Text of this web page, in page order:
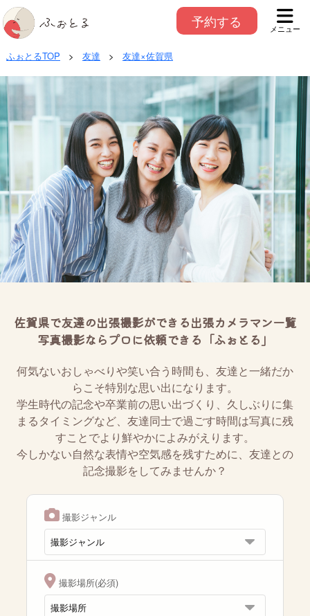
予約する メニュー
ふぉとるTOP > 友達 > 友達×佐賀県
佐賀県で友達の出張撮影ができる出張カメラマン一覧
写真撮影ならプロに依頼できる「ふぉとる」
何気ないおしゃべりや笑い合う時間も、友達と一緒だか
らこそ特別な思い出になります。
学生時代の記念や卒業前の思い出づくり、久しぶりに集
まるタイミングなど、友達同士で過ごす時間は写真に残
すことでより鮮やかによみがえります。
今しかない自然な表情や空気感を残すために、友達との
記念撮影をしてみませんか？
撮影ジャンル
撮影場所(必須)